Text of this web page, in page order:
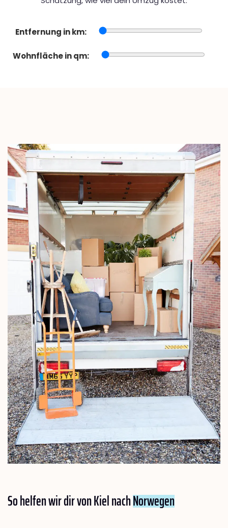
Entfernung in km:
Wohnfläche in qm:
So helfen wir dir von Kiel nachNorwegen